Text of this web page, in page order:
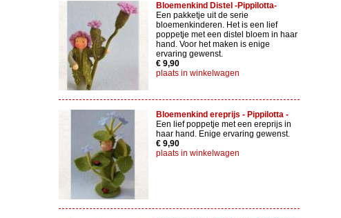
Bloemenkind Distel -Pippilotta-
Een pakketje uit de serie
bloemenkinderen. Het is een lief
poppetje met een distel bloem in haar
hand. Voor het maken is enige
ervaring gewenst.
€ 9,90
plaats in winkelwagen
Bloemenkind ereprijs - Pippilotta -
Een lief poppetje met een ereprijs in
haar hand. Enige ervaring gewenst.
€ 9,90
plaats in winkelwagen